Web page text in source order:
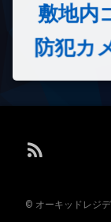
敷地内
防犯カ
RSS
© オーキッドレジ